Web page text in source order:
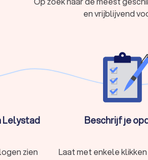
psychologen, elk gespecialiseerd
gespecialiseerd in het behandelen
richt zich op emotionele problemen,
geregistreerde
en vrijblijvend
Lelystad
zien
Beschrijf je
Laat met enkele